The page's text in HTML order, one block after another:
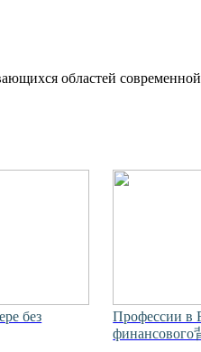
областей
без
Профессии в
финансового